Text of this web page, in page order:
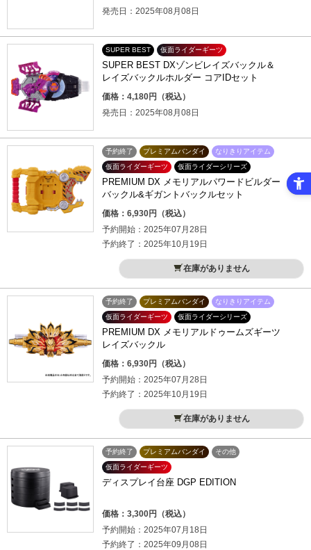
発売日：2025年08月08日
SUPER BEST 仮面ライダーギーツ
SUPER BEST DXゾンビレイズバックル＆
レイズバックルホルダー コアIDセット
価格：4,180円（税込）
発売日：2025年08月08日
予約終了 プレミアムバンダイ
なりきりアイテム
仮面ライダーギーツ
仮面ライダーシリーズ
PREMIUM DX メモリアルパワードビルダー
バックル&ギガントバックルセット
価格：6,930円（税込）
予約開始：2025年07月28日
予約終了：2025年10月19日
在庫がありません
予約終了 プレミアムバンダイ
なりきりアイテム
仮面ライダーギーツ
仮面ライダーシリーズ
PREMIUM DX メモリアルドゥームズギーツ
レイズバックル
価格：6,930円（税込）
予約開始：2025年07月28日
予約終了：2025年10月19日
在庫がありません
予約終了 プレミアムバンダイ
その他
仮面ライダーギーツ
ディスプレイ台座 DGP EDITION
価格：3,300円（税込）
予約開始：2025年07月18日
予約終了：2025年09月08日